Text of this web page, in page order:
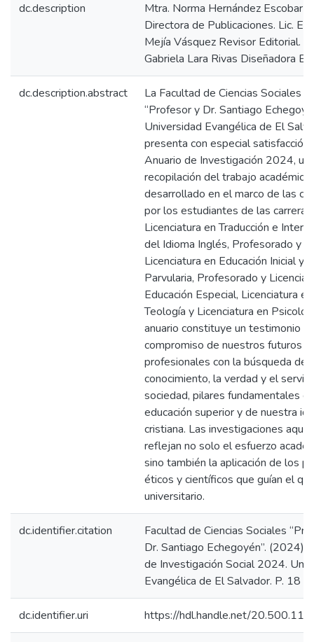
dc.description
Mtra. Norma Hernández Escobar
Directora de Publicaciones. Lic.
Mejía Vásquez Revisor Editorial.
Gabriela Lara Rivas Diseñadora
dc.description.abstract
La Facultad de Ciencias Sociales
“Profesor y Dr. Santiago
Universidad Evangélica de El
presenta con especial satisfacción
Anuario de Investigación 2024,
recopilación del trabajo académico
desarrollado en el marco de las
por los estudiantes de las
Licenciatura en Traducción e
del Idioma Inglés, Profesorado y
Licenciatura en Educación Inicial y
Parvularia, Profesorado y
Educación Especial, Licenciatura en
Teología y Licenciatura en
anuario constituye un testimonio
compromiso de nuestros futuros
profesionales con la búsqueda del
conocimiento, la verdad y el
sociedad, pilares fundamentales
educación superior y de nuestra
cristiana. Las investigaciones aquí
reflejan no solo el esfuerzo
sino también la aplicación de los
éticos y científicos que guían el
universitario.
dc.identifier.citation
Facultad de Ciencias Sociales
Dr. Santiago Echegoyén”. (2024).
de Investigación Social 2024.
Evangélica de El Salvador. P. 18
dc.identifier.uri https://hdl.handle.net/